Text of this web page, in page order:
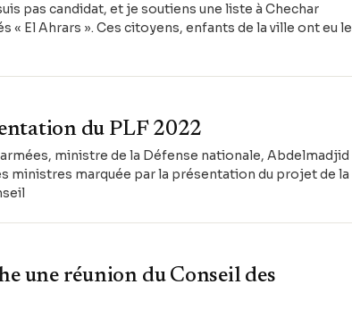
pas candidat, et je soutiens une liste à Chechar
El Ahrars ». Ces citoyens, enfants de la ville ont eu le
du PLF 2022
ministre de la Défense nationale, Abdelmadjid
ministres marquée par la présentation du projet de la
une réunion du Conseil des